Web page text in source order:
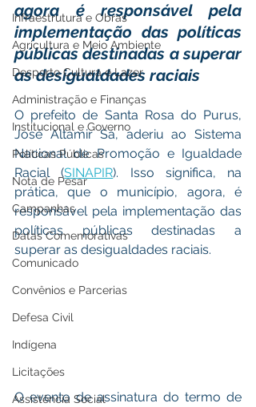
Infraestrutura e Obras
Agricultura e Meio Ambiente
Desporto Cultura e Lazer
Administração e Finanças
Institucional e Governo
Políticas Públicas
Nota de Pesar
Campanhas
Datas Comemorativas
Comunicado
Convênios e Parcerias
Defesa Civil
Indígena
Licitações
Assistência Social
agora é responsável pela
implementação das políticas
públicas destinadas a superar
as desigualdades raciais
O prefeito de Santa Rosa do Purus,
José Altamir Sá, aderiu ao Sistema
Nacional de Promoção e Igualdade
Racial (SINAPIR). Isso significa, na
prática, que o município, agora, é
responsável pela implementação das
políticas públicas destinadas a
superar as desigualdades raciais.
O evento de assinatura do termo de